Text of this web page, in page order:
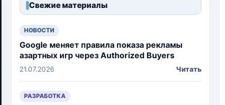
Свежие материалы
НОВОСТИ
Google меняет правила показа рекламы
азартных игр через Authorized Buyers
21.07.2026 Читать
РАЗРАБОТКА